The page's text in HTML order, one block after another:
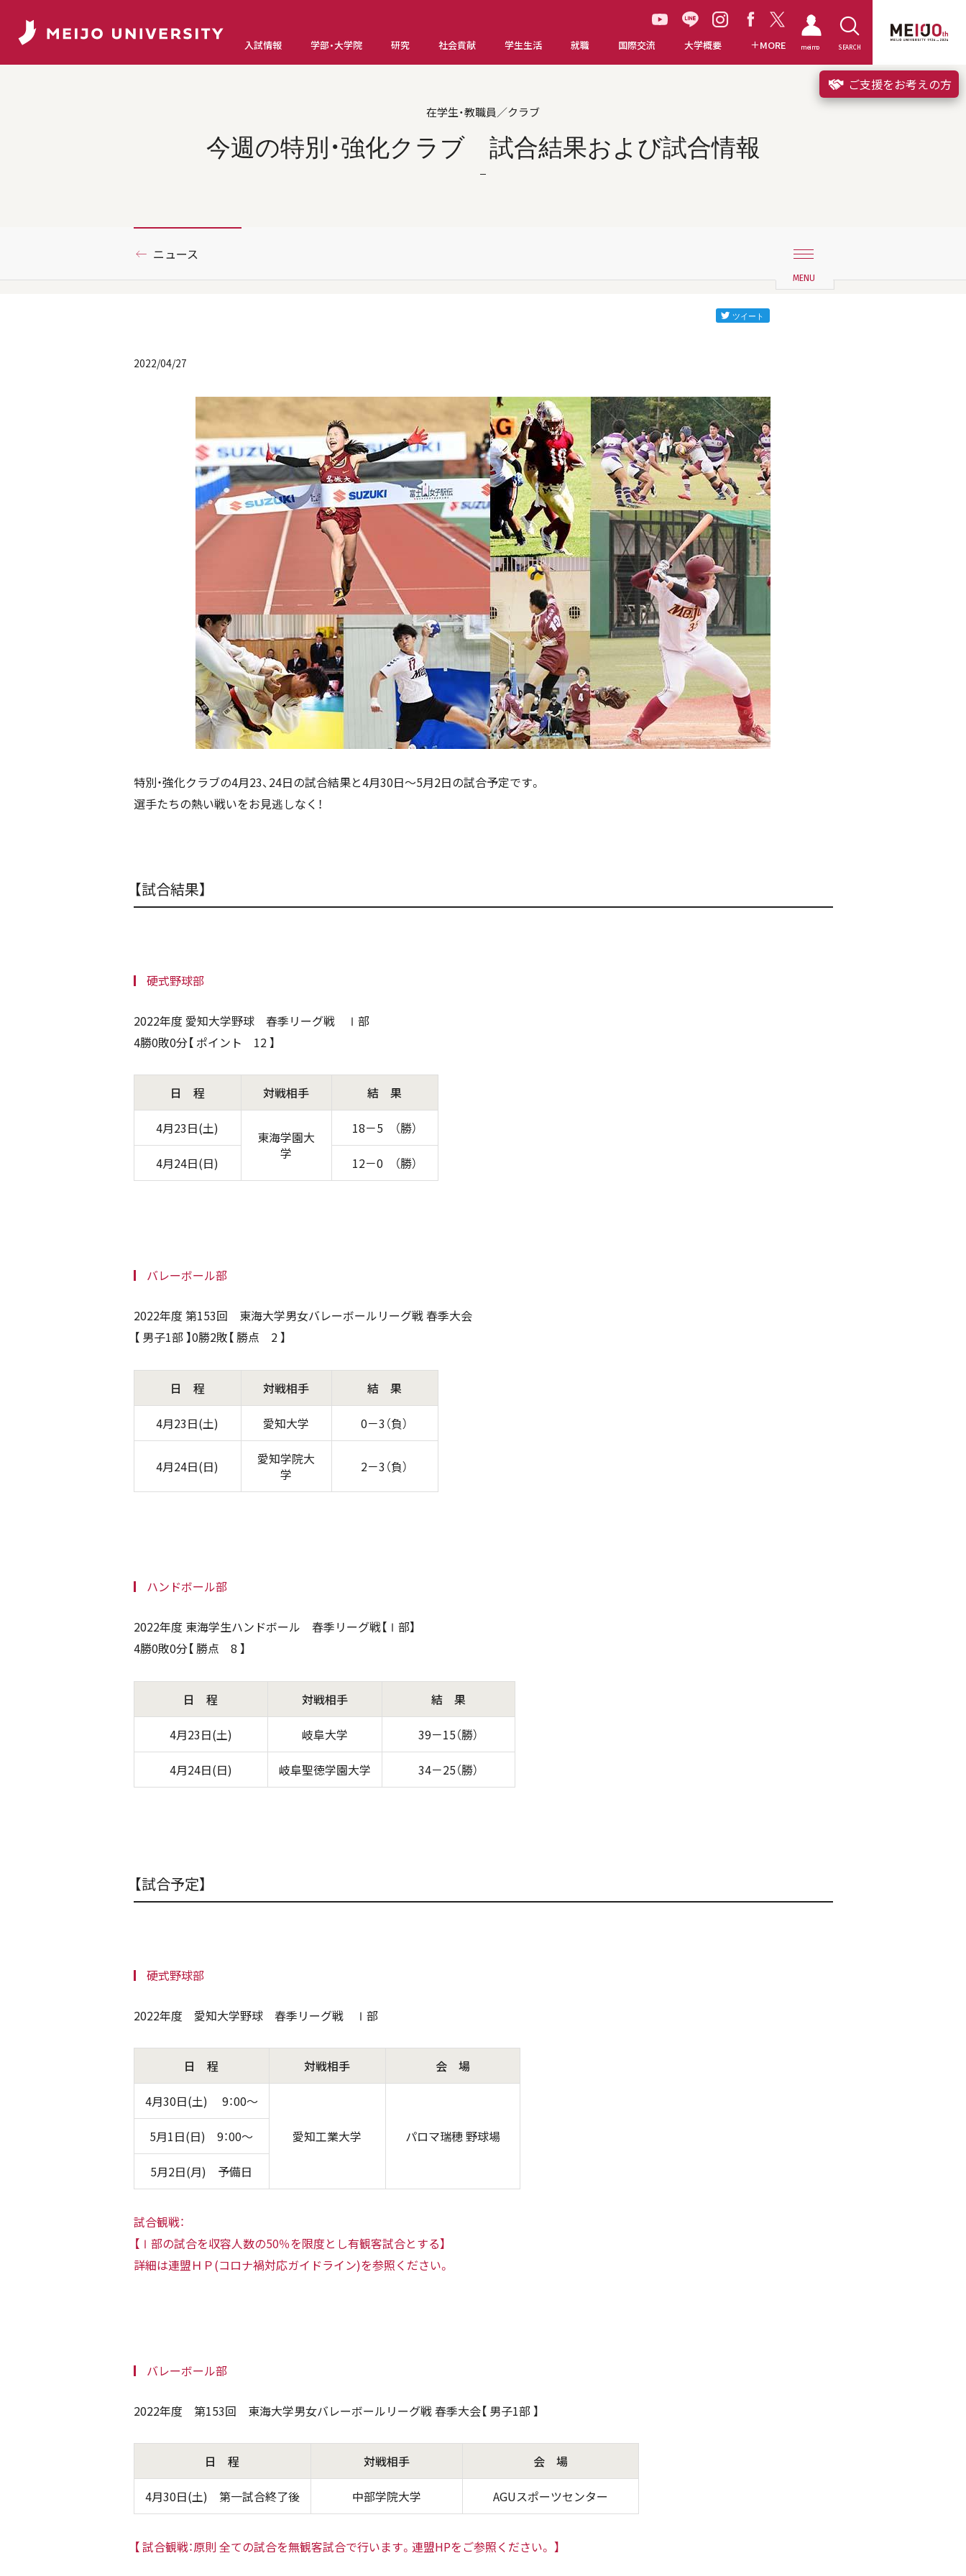
入試情報 学部・大学院 研究 社会貢献 学生生活 就職 国際交流 大学概要 MORE meimo SEARCH
ご支援をお考えの方
在学生・教職員／クラブ
今週の特別・強化クラブ 試合結果および試合情報
ニュース
2022/04/27
特別・強化クラブの4月23、24日の試合結果と4月30日～5月2日の試合予定です。
選手たちの熱い戦いをお見逃しなく！
【試合結果】
硬式野球部
2022年度 愛知大学野球 春季リーグ戦 Ⅰ部
4勝0敗0分【 ポイント 12 】
日 程 対戦相手 結 果
4月23日(土)
東海学園大
学
18－5 （勝）
4月24日(日) 12－0 （勝）
バレーボール部
2022年度 第153回 東海大学男女バレーボールリーグ戦 春季大会
【 男子1部 】0勝2敗【 勝点 2 】
日 程 対戦相手 結 果
4月23日(土) 愛知大学 0－3（負）
4月24日(日)
愛知学院大
学
2－3（負）
ハンドボール部
2022年度 東海学生ハンドボール 春季リーグ戦【Ⅰ部】
4勝0敗0分【 勝点 8 】
日 程 対戦相手 結 果
4月23日(土) 岐阜大学 39－15（勝）
4月24日(日) 岐阜聖徳学園大学 34－25（勝）
【試合予定】
硬式野球部
2022年度 愛知大学野球 春季リーグ戦 Ⅰ部
日 程 対戦相手 会 場
4月30日(土) 9：00～
愛知工業大学 パロマ瑞穂 野球場
5月1日(日) 9：00～
5月2日(月) 予備日
試合観戦：
【Ⅰ部の試合を収容人数の50％を限度とし有観客試合とする】
詳細は連盟ＨＰ(コロナ禍対応ガイドライン)を参照ください。
バレーボール部
2022年度 第153回 東海大学男女バレーボールリーグ戦 春季大会【 男子1部 】
日 程 対戦相手 会 場
4月30日(土) 第一試合終了後 中部学院大学 AGUスポーツセンター
【 試合観戦：原則 全ての試合を無観客試合で行います。連盟HPをご参照ください。 】